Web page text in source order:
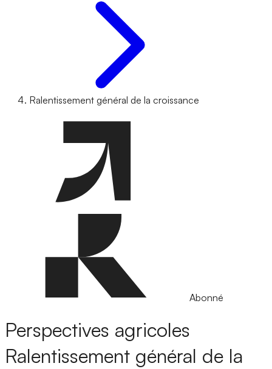
Ralentissement général de la croissance
Abonné
Perspectives agricoles
Ralentissement général de la